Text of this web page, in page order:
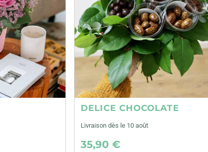
DELICE CHOCOLATE
Livraison dès le 10 août
35,90 €